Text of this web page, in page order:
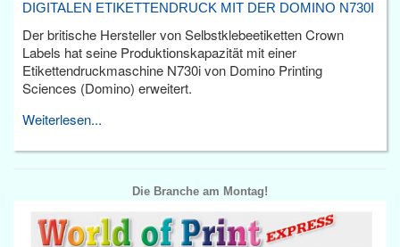
DIGITALEN ETIKETTENDRUCK MIT DER DOMINO N730I
Der britische Hersteller von Selbstklebeetiketten Crown
Labels hat seine Produktionskapazität mit einer
Etikettendruckmaschine N730i von Domino Printing
Sciences (Domino) erweitert.
Weiterlesen...
Die Branche am Montag!